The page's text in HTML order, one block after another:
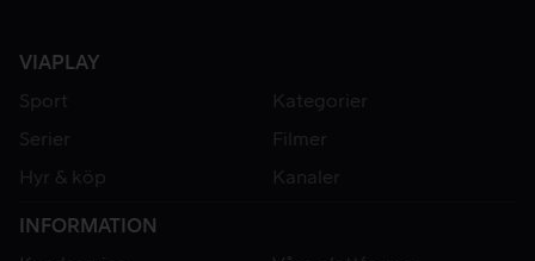
VIAPLAY
Sport
Kategorier
Serier
Filmer
Hyr & köp
Kanaler
INFORMATION